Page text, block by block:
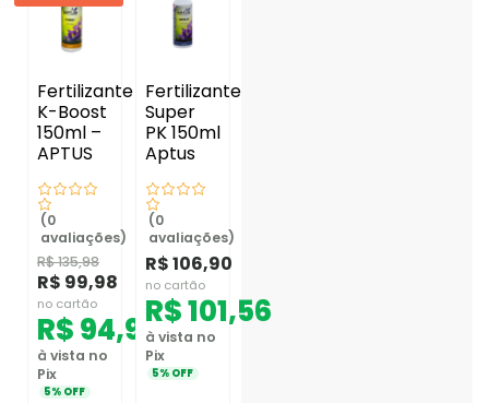
Fertilizante
K-Boost
150ml –
APTUS
(0
avaliações)
R$135,98
R$ 99,98
no cartão
R$94,98
à vista no
Pix
5% OFF
Fertilizante
Super
PK 150ml
Aptus
(0
avaliações)
R$106,90
no cartão
R$101,56
à vista no
Pix
5% OFF